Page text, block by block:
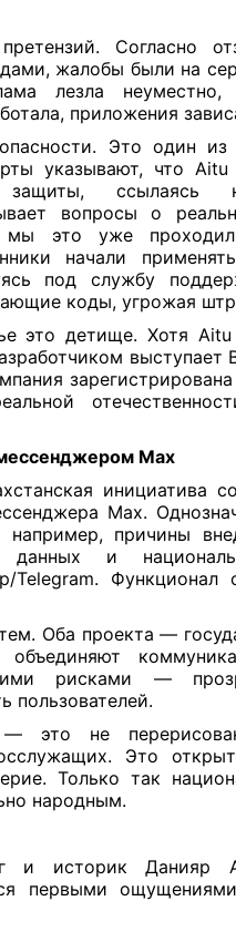
Согласно
жалобы были на
лезла неуместно,
приложения
Это один из
указывают, что Aitu
защиты, ссылаясь
вопросы о
мы это уже
начали
под службу
коды, угрожая
это детище. Хотя Aitu
выступает
Мах
инициатива
Мах.
причины
и
Telegram.
Оба проекта —
рисками —
пользователей.
— это не
Это
Только так
народным.
и историк
первыми